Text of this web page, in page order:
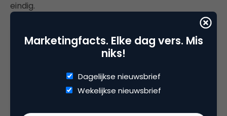
eindig.
Misschien kan Weed daar eens over nadenken. In
de laatste fase van de productcyclus komen
fabrikanten nog even met betekenis op de
proppen. Met hipsterkoks die zakjes zoute
poedervoeding moeten slijten, met
Marketingfacts. Elke dag vers. Mis
niks!
Dagelijkse nieuwsbrief
Wekelijkse nieuwsbrief